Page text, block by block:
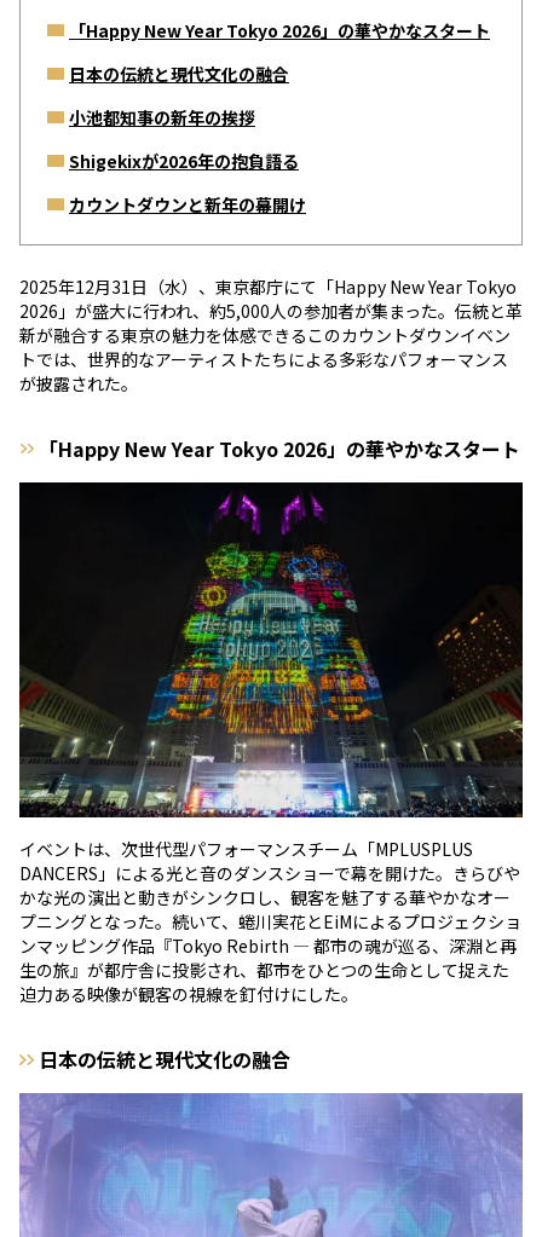
「Happy New Year Tokyo 2026」の華やかなスタート
日本の伝統と現代文化の融合
小池都知事の新年の挨拶
Shigekixが2026年の抱負語る
カウントダウンと新年の幕開け
2025年12月31日（水）、東京都庁にて「Happy New Year Tokyo
2026」が盛大に行われ、約5,000人の参加者が集まった。伝統と革
新が融合する東京の魅力を体感できるこのカウントダウンイベン
トでは、世界的なアーティストたちによる多彩なパフォーマンス
が披露された。
「Happy New Year Tokyo 2026」の華やかなスタート
イベントは、次世代型パフォーマンスチーム「MPLUSPLUS
DANCERS」による光と音のダンスショーで幕を開けた。きらびや
かな光の演出と動きがシンクロし、観客を魅了する華やかなオー
プニングとなった。続いて、蜷川実花とEiMによるプロジェクショ
ンマッピング作品『Tokyo Rebirth — 都市の魂が巡る、深淵と再
生の旅』が都庁舎に投影され、都市をひとつの生命として捉えた
迫力ある映像が観客の視線を釘付けにした。
日本の伝統と現代文化の融合